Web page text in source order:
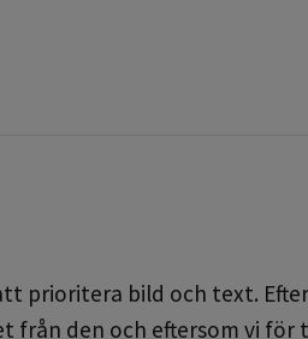
prioritera bild och text.
från den och eftersom vi